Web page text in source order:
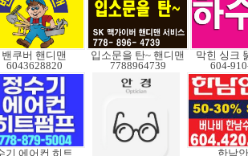
밴쿠버 핸디맨
6043628820
입소문을 탄~ 핸디맨
7788964739
막힌 싱크
604-
정수기,에어컨,히트펌프
한남